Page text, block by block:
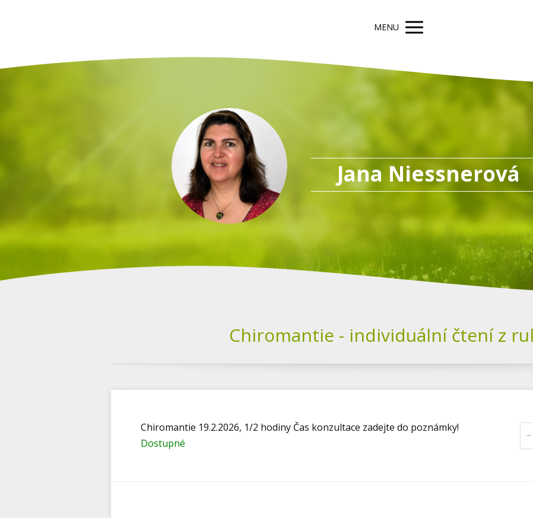
MENU
Jana Niessnerová
Chiromantie - individuální čtení z
Chiromantie 19.2.2026, 1/2 hodiny Čas konzultace zadejte do poznámky!
Dostupné